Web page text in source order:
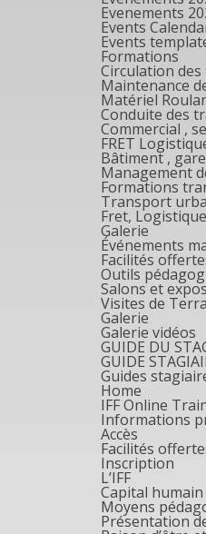
Evenements
Events
Events
Formations
Circulation
Maintenance
Matériel
Conduite des
Commercial ,
FRET
Bâtiment ,
Management
Formations
Transport
Fret, Logistique
Galerie
Événements
Facilités
Outils
Salons et
Visites de
Galerie
Galerie vidéos
GUIDE DU
GUIDE
Guides
Home
IFF Online
Informations
Accès
Facilités
Inscription
L’IFF
Capital humain
Moyens
Présentation